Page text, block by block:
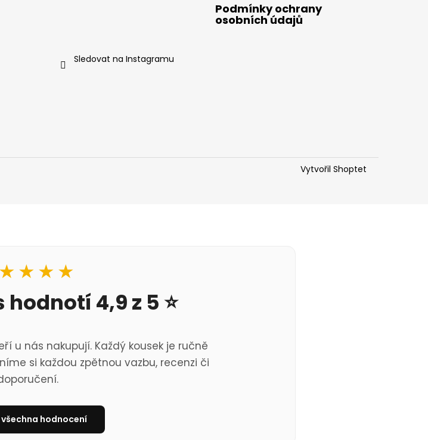
Sledovat na Instagramu
Podmínky ochrany
osobních údajů
Vytvořil Shoptet
4,9 z 5 ⭐
u nás nakupují. Každý kousek je ručně
si každou zpětnou vazbu, recenzi či
hodnocení